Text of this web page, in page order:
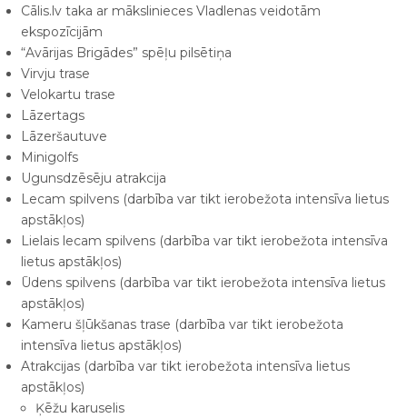
Cālis.lv taka ar mākslinieces Vladlenas veidotām
ekspozīcijām
“Avārijas Brigādes” spēļu pilsētiņa
Virvju trase
Velokartu trase
Lāzertags
Lāzeršautuve
Minigolfs
Ugunsdzēsēju atrakcija
Lecam spilvens (darbība var tikt ierobežota intensīva lietus
apstākļos)
Lielais lecam spilvens (darbība var tikt ierobežota intensīva
lietus apstākļos)
Ūdens spilvens (darbība var tikt ierobežota intensīva lietus
apstākļos)
Kameru šļūkšanas trase (darbība var tikt ierobežota
intensīva lietus apstākļos)
Atrakcijas (darbība var tikt ierobežota intensīva lietus
apstākļos)
Ķēžu karuselis